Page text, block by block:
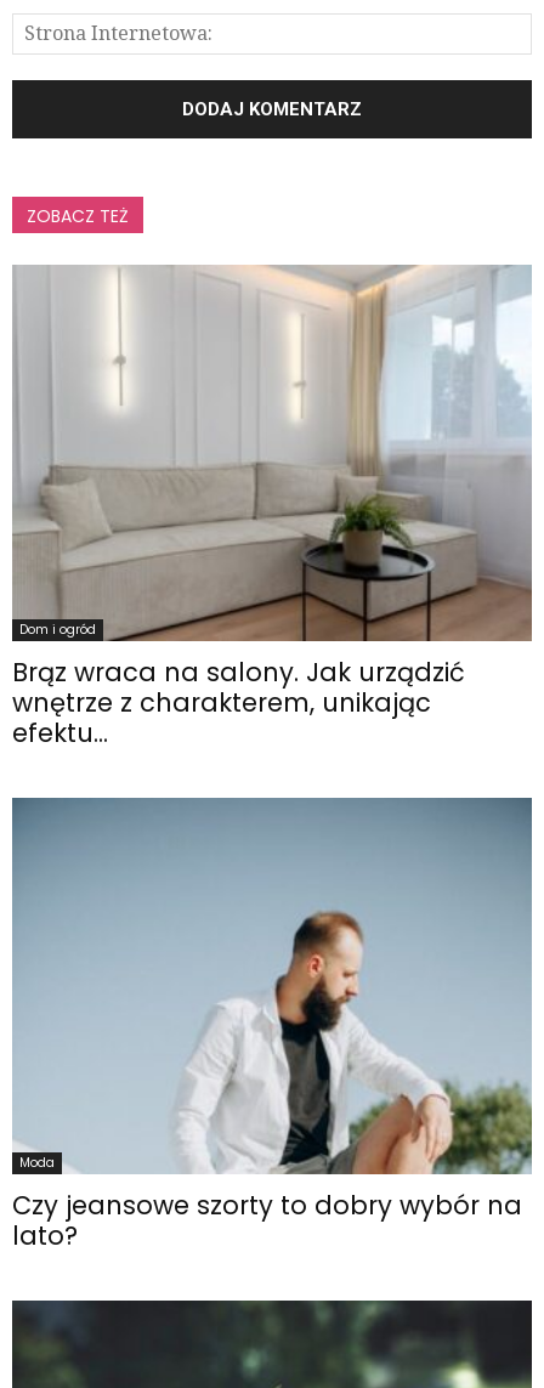
ZOBACZ TEŻ
Dom i ogród
Brąz wraca na salony. Jak urządzić
wnętrze z charakterem, unikając
efektu...
Moda
Czy jeansowe szorty to dobry wybór na
lato?